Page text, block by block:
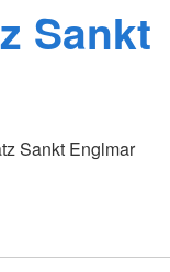
Sankt
Sankt Englmar